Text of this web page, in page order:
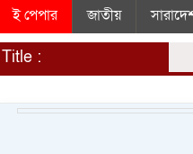
ই পেপার জাতীয়
Title :